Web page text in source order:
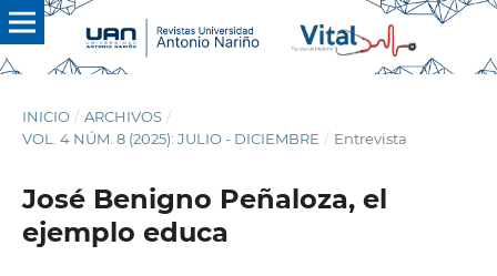
INICIO / ARCHIVOS /
VOL. 4 NÚM. 8 (2025): JULIO - DICIEMBRE / Entrevista
José Benigno Peñaloza, el
ejemplo educa